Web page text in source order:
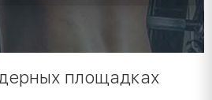
площадках